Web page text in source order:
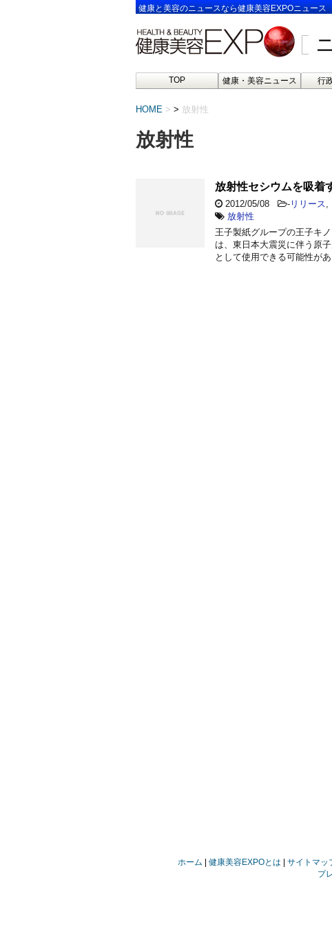
健康と美容のニュースなら健康美容EXPOニュース
TOP 健康・美容ニュース 行
HOME > 放射性
放射性
放射性セシウムを吸着
2012/05/08 - リリース
放射性
王子製紙グループの王子キ
は、東日本大震災に伴う原
として使用できる可能性が
ホーム 健康美容EXPOとは サイトマッ
プ